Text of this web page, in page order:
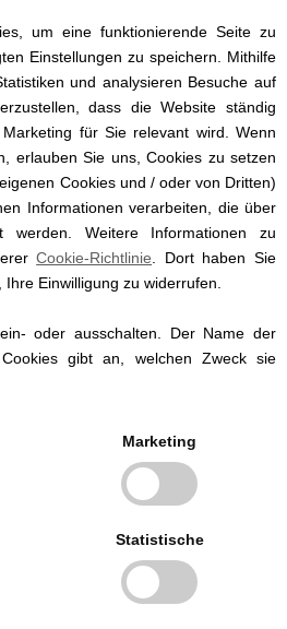
um eine funktionierende Seite zu
Einstellungen zu speichern. Mithilfe
und analysieren Besuche auf
dass die Website ständig
für Sie relevant wird. Wenn
erlauben Sie uns, Cookies zu setzen
Cookies und / oder von Dritten)
Informationen verarbeiten, die über
werden. Weitere Informationen zu
Cookie-Richtlinie . Dort haben Sie
Einwilligung zu widerrufen.
oder ausschalten. Der Name der
gibt an, welchen Zweck sie
Marketing
Statistische
Baumwolle aus
Anbau stammt
Prozessen wie
und Nähen strengstens
wurde. GOTS ist
führender Standard für
von Bio-
anerkannt. Darüber
die
derjenigen
die Kleidung herstellen.
sind aus der Lupine
Body Dress besteht.
Größen erhältlich: